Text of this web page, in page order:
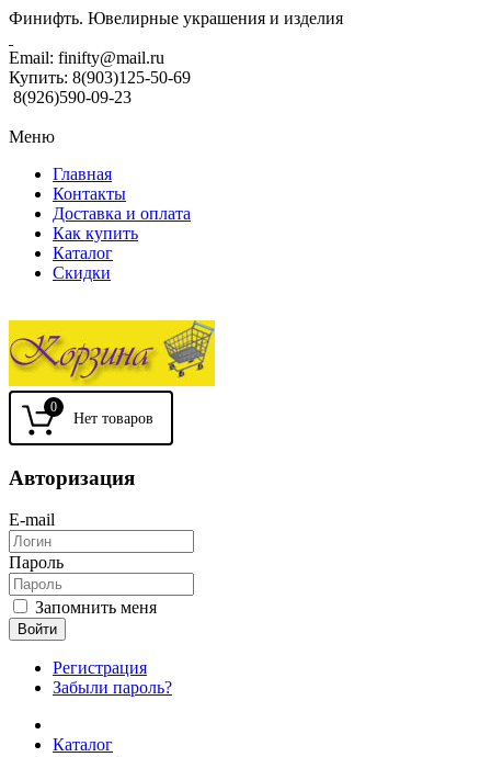
Финифть. Ювелирные украшения и изделия
Email: finifty@mail.ru
Купить: 8(903)125-50-69
8(926)590-09-23
Меню
Главная
Контакты
Доставка и оплата
Как купить
Каталог
Скидки
0
Авторизация
E-mail
Пароль
Запомнить меня
Войти
Регистрация
Забыли пароль?
Каталог